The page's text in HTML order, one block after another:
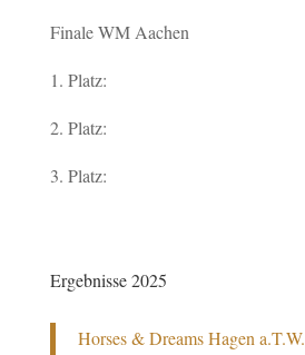
Finale WM Aachen
1. Platz:
2. Platz:
3. Platz:
Ergebnisse 2025
Horses & Dreams Hagen a.T.W.